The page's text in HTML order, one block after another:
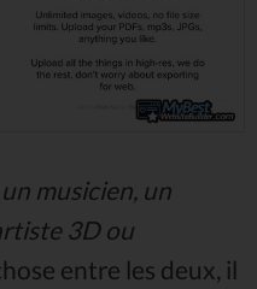
un musicien, un
3D ou
entre les deux, il